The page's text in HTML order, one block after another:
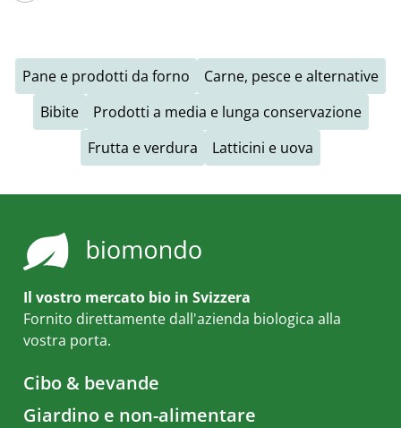
Pane e prodotti da forno
Carne, pesce e alternative
Bibite
Prodotti a media e lunga conservazione
Frutta e verdura
Latticini e uova
Il vostro mercato bio in Svizzera
Fornito direttamente dall'azienda biologica alla
vostra porta.
Cibo & bevande
Giardino e non-alimentare